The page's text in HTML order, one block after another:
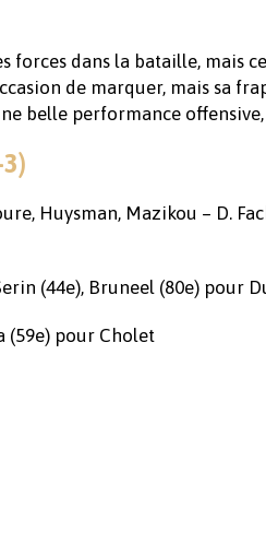
forces dans la bataille, mais
de marquer, mais sa
belle performance
Huysman, Mazikou – D.
(44e), Bruneel (80e) pour
(59e) pour Cholet